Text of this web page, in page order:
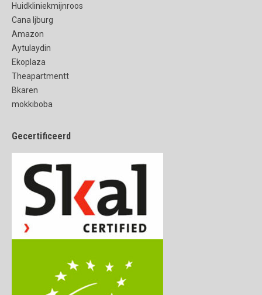
Huidkliniekmijnroos
Cana Ijburg
Amazon
Aytulaydin
Ekoplaza
Theapartmentt
Bkaren
mokkiboba
Gecertificeerd